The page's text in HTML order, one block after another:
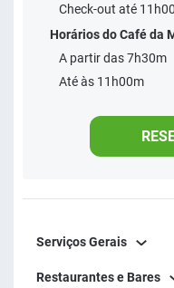
estadia seja de
em todos os detalhes
inesquecível.
Check-out até
Horários do Café da
A partir das 7h30m
Até às 11h00m
Serviços Gerais
Restaurantes e Bares